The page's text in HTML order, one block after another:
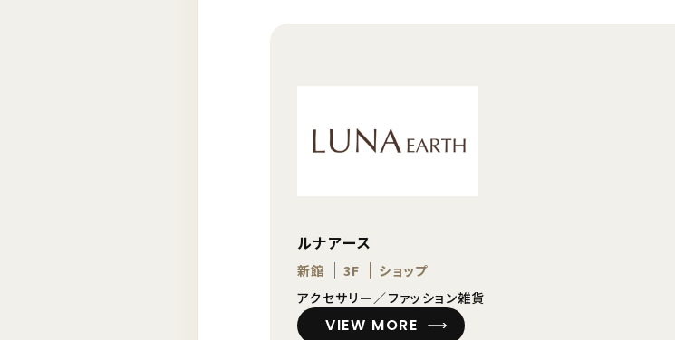
ルナアース
新館 3F
ショップ
アクセサリー／ファッション雑貨
VIEW MORE